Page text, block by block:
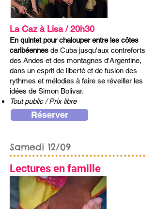
La Caz à Lisa / 20h30
En quintet pour chalouper entre les côtes
caribéennes de Cuba jusqu'aux contreforts
des Andes et des montagnes d'Argentine,
dans un esprit de liberté et de fusion des
rythmes et mélodies à faire se réveiller les
idées de Simon Bolivar.
Tout public / Prix libre
Réserver
Samedi 12/09
Lectures en famille